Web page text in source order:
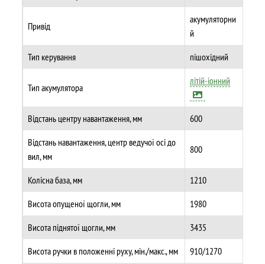
Привід
акумуляторни
й
Тип керування
пішохідний
Тип акумулятора
літій-іонний
Відстань центру навантаження, мм
600
Відстань навантаження, центр ведучої осі до
вил, мм
800
Колісна база, мм
1210
Висота опущеної щогли, мм
1980
Висота піднятої щогли, мм
3435
Висота ручки в положенні руху, мін./макс., мм
910/1270